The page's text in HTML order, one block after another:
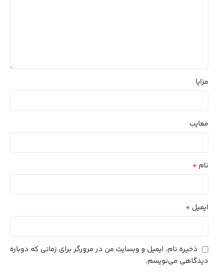
مزایا
معایب
نام *
ایمیل *
ذخیره نام، ایمیل و وبسایت من در مرورگر برای زمانی که دوباره
دیدگاهی می‌نویسم.